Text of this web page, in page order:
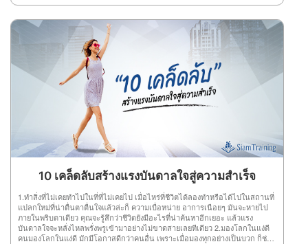
เท็จจริงเมื่อฟังสัมมนาความรู้แล้ว อย่าเชื่อไปทุกเรื่องที่ได้ฟังมา คุณต้องนำข้อมูล
นั้นมาพิจารณาให้เห็นถึงข้อเท็จจริง ถ้าข้อมูลไหนที่ไม่แน่ใจต้องไปค้นหาคำตอบ
หรือยกมือเพื่อสอบถามให้ได้รายละเอียดที่แน่ชัด เป็นต้น 9.ดูเจตนาของผู้พูดผุ้ฟังที่
ดี ที่ต้องการได้ความรู้จากการฟังสัมมนา เพื่อใช้เป็นแนวทางหาหนทางความ
สำเร็จ ต้องรู้จักดูเจตนาของผู้พูด เพราะบางครั้งผู้พูดอาจบอกเล่า แถลงการณ์
รายงานเรื่องราวต่างๆหรือพูดนอกเรื่องไปต่างๆ นานา ฉะนั้น ผู้ฟังต้องพิจารณาถึง
ข้อมูลที่มีสาระกับไม่มีสาระให้ถูกต้อง เพื่อการนำไปใช้ให้เกิดประโยชน์
สูงสุด 10.ความสำคัญของเรื่องที่พูดผู้ฟังต้องวิเคราะห์ถึงความสำคัญและความเป็น
มาของเรื่องที่ผู้พูดให้ดีๆ ว่าผู้พูดได้แสดงความสำคัญเรื่องนั้นๆ อย่างไรบ้าง และมี
ประโยชน์ต่อตัวคุณเองมากน้อยแค่ไหนเพราะการที่เราจดทุกรายละเอียดที่พูด
อาจทำให้ข้อมูลที่สำคัญหล่นหลายไปได้ จึงควรแยะความสำคัญของเรื่องที่ฟังด้วย
ดังนั้น คุณเองก็ต้องย้อนกลับไปอ่านข้อที่ 1 ด้วยว่าตัวคุณเองมีจุดมุ่งหมายอย่างไร
กับการเข้าฟังสัมมนาในครั้งนี้
ด้วย 2.มั่นใจความไว้วางใจและความเชื่อมั่นในการเป็นผู้นำเป็นตัวบ่งชี้ ความน่า
อุปสรรคปัญหาใหม่ๆ 3.ความเห็นอกเห็นใจผู้นำที่ดีจะใช้ความเห็นอกเห็นใจในการ
รับรู้ ถึงความต้องการของผู้ที่พวกเขาเป็นผู้นำและตัดสินใจเลือกแนวทางที่จะเป็น
ประโยชน์ สูงสุดแก่บุคคลและทีมงาน 4.กล้าหาญผู้นำต้องกล้าที่จะตัดสินใจใน
ทันที ไม่แสดงท่าทีลังเลหรือขาดความมั่นใจ ความกล้าหาญของผู้นำจะสร้างขวัญ
กำลังใจให้กับลูกทีมได้ดี 5.มีความยืดหยุ่นผู้นำที่ดีสามารถยืดหยุ่นได้ พวกเขาปรับ
เปลี่ยนตนเอง ตามสถานการณ์บริบทและสถานการณ์ที่พวกเขาพบ พวกเขายินดี
ต้อนรับแนวคิดใหม่ๆและยอมรับ การเปลี่ยนแปลง 6.ซื่อสัตย์ผู้นำที่ฉลาดไม่กลัวที่
จะสื่อสารความจริงกับคนของพวกเขา ความซื่อสัตย์เป็นเรื่องของความสุจริต ที่จะ
สร้างความไว้วางใจ ความซื่อสัตย์ทำให้เกิดความสัมพันธ์ที่ดีขึ้น 7.หนักแน่นไม่
กลัวปัญหาที่ต้องเผชิญ มีสติและรู้เสมอว่าทุกปัญหา ต้องผ่านไปได้เสมอมีจุดยืน
ของตัวเองกล้าหาญที่จะยืนหยัด รักษาความถูกต้อง แม้จะเจอกับอุปสรรค ผู้นำต้อง
หนักแน่นและไม่ท้อถอยง่ายๆ ไม่งั้นคุณก็ป็นเพียงผู้ที่เกิดมาเพื่ออยู่ ภายใต้บังคับ
บัญชาเท่านั้น 8.ไม่ฝักใฝ่ฝ่ายใดผู้นำที่ดีต้องมีความเป็นกลาง ไม่อคติกับผู้ร่วมงาน
เพราะอาจส่งผลให้คนในทีมเขม่นกันเอง ประสิทธิภาพของงานก็ด้อยลงเพราะทีม
ขาดความสามัคคี 9.ตอบสนองผู้นำที่ดีจะตอบสนองต่อความต้องการของผู้ใต้
บังคับบัญชา รู้จักปรับพฤติกรรมให้เหมาะสมกับสถานการณ์มากที่สุด คอยรับฟังทีม
และให้ความสำคัญกับทีม 10.นอบน้อมความอ่อนน้อมถ่อมตนไม่ได้หมายความว่า
คุณอ่อนแอ หรือไม่มั่นใจในตนเอง แต่ชี้ให้เห็นว่าคุณมีความมั่นใจ ในตนเองและมี
ความตระหนักในตนเองในการรับรู้ คุณค่าของผู้อื่น
10 เคล็ดลับสร้างแรงบันดาลใจสู่ความสำเร็จ
1.ทำสิ่งที่ไม่เคยทำไปในที่ที่ไม่เคยไป เมื่อไหร่ที่ชีวิตได้ลองทำหรือได้ไปในสถานที่
แปลกใหม่ที่น่าตื่นตาตื่นใจแล้วล่ะก็ ความเบื่อหน่าย อาการเนือยๆ มันจะหายไป
ภายในพริบตาเดียว คุณจะรู้สึกว่าชีวิตยังมีอะไรที่น่าค้นหาอีกเยอะ แล้วแรง
บันดาลใจจะหลั่งไหลพรั่งพรูเข้ามาอย่างไม่ขาดสายเลยทีเดียว 2.มองโลกในแง่ดี
คนมองโลกในแง่ดี มักมีโอกาสดีกว่าคนอื่น เพราะเมื่อมองทุกอย่างเป็นบวก ก็ช่วย